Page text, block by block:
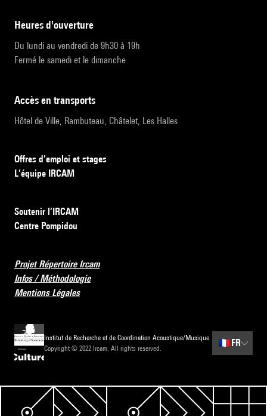
heures d'ouverture
Du lundi au vendredi de 9h30 à 19h
Fermé le samedi et le dimanche
accès en transports
Hôtel de Ville, Rambuteau, Châtelet, Les Halles
Offres d’emploi et stages
L’équipe IRCAM
Soutenir l’IRCAM
Centre Pompidou
Projet Répertoire Ircam
Infos / Méthodologie
Mentions Légales
Institut de Recherche et de Coordination Acoustique/Musique
Copyright © 2022 Ircam. All rights reserved.
🇫🇷 FR